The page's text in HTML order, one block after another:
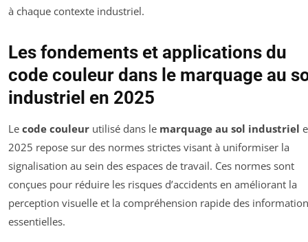
à chaque contexte industriel.
Les fondements et applications du
code couleur dans le marquage au
industriel en 2025
Le code couleur utilisé dans le marquage au sol industriel
2025 repose sur des normes strictes visant à uniformiser la
signalisation au sein des espaces de travail. Ces normes sont
conçues pour réduire les risques d’accidents en améliorant la
perception visuelle et la compréhension rapide des
essentielles.